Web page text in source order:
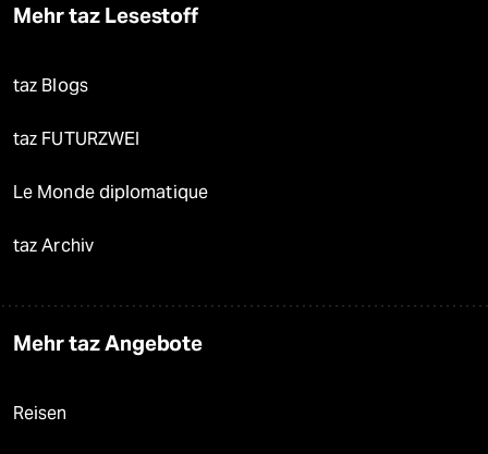
Mehr taz Lesestoff
taz Blogs
taz FUTURZWEI
Le Monde diplomatique
taz Archiv
Mehr taz Angebote
Reisen